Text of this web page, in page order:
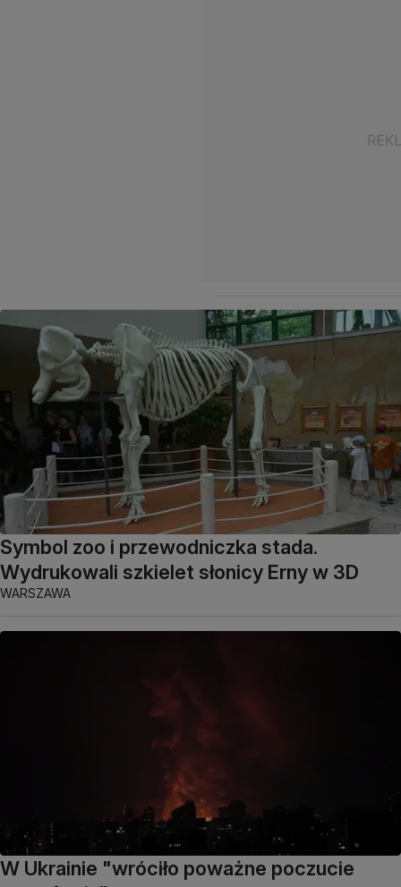
Symbol zoo i przewodniczka stada.
Wydrukowali szkielet słonicy Erny w 3D
WARSZAWA
W Ukrainie "wróciło poważne poczucie